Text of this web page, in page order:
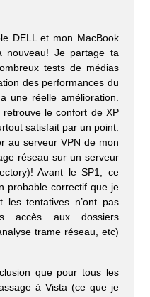
DELL et mon MacBook
nouveau! Je partage ta
tests de médias
des performances du
une réelle amélioration.
retrouve le confort de XP
satisfait par un point:
au serveur VPN de mon
réseau sur un serveur
Avant le SP1, ce
probable correctif que je
les tentatives n’ont pas
accès aux dossiers
trame réseau, etc)
que pour tous les
à Vista (ce que je